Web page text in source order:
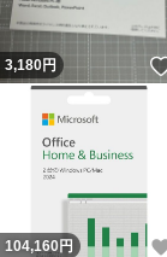
3,180円
104,160 円